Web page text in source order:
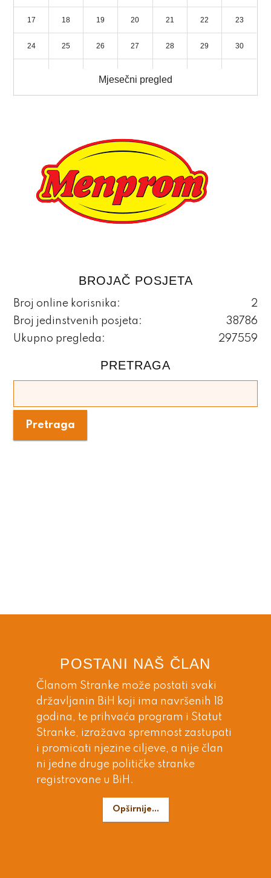
17 18 19 20 21 22 23
24 25 26 27 28 29 30
Mjesečni pregled
BROJAČ POSJETA
Broj online korisnika:
2
Broj jedinstvenih posjeta:
38786
Ukupno pregleda:
297559
PRETRAGA
POSTANI NAŠ ČLAN
Članom Stranke može postati svaki
državljanin BiH koji ima navršenih 18
godina, te prihvaća program i Statut
Stranke, izražava spremnost zastupati
i promicati njezine ciljeve, a nije član
ni jedne druge političke stranke
registrovane u BiH.
Opširnije...